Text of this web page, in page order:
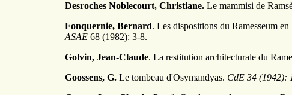
Desroches Noblecourt, Christiane. Le mammisi de
Fonquernie, Bernard. Les dispositions du Ramesseum
ASAE 68 (1982): 3-8.
Golvin, Jean-Claude. La restitution architecturale du
Goossens, G. Le tombeau d'Osymandyas. CdE 34 (1942):